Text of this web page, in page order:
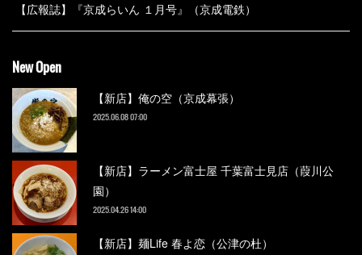
【広報誌】『京成らいん １月号』（京成電鉄）
New Open
【新店】俺の空（京成幕張）
2025.06.08 07:00
【新店】ラーメン富士屋 千葉富士見店（葭川公
園）
2025.04.26 14:00
【新店】麺Life 春よ恋（公津の杜）